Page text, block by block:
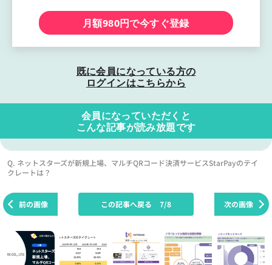
月額980円で今すぐ登録
既に会員になっている方の
ログインはこちらから
会員になっていただくと
こんな記事が読み放題です
Q. ネットスターズが新規上場、マルチQRコード決済サービスStarPayのテイ
クレートは？
前の画像 次の画像
この記事へ戻る 7/8